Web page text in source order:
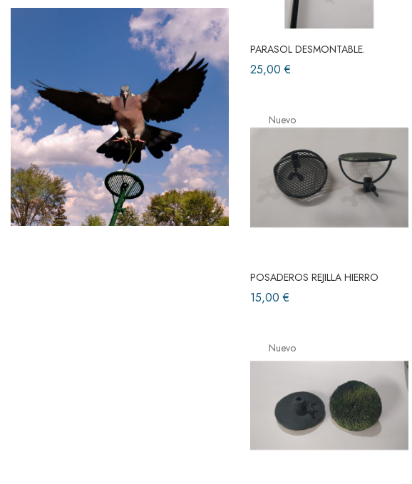
PARASOL DESMONTABLE.
25,00 €
Nuevo
POSADEROS REJILLA HIERRO
15,00 €
Nuevo